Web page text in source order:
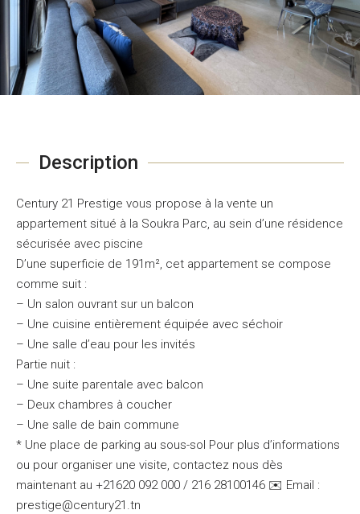
Description
Century 21 Prestige vous propose à la vente un
appartement situé à la Soukra Parc, au sein d’une résidence
sécurisée avec piscine
D’une superficie de 191m², cet appartement se compose
comme suit :
– Un salon ouvrant sur un balcon
– Une cuisine entièrement équipée avec séchoir
– Une salle d’eau pour les invités
Partie nuit :
– Une suite parentale avec balcon
– Deux chambres à coucher
– Une salle de bain commune
* Une place de parking au sous-sol Pour plus d’informations
ou pour organiser une visite, contactez nous dès
maintenant au +21620 092 000 / 216 28100146 ✉️ Email :
prestige@century21.tn